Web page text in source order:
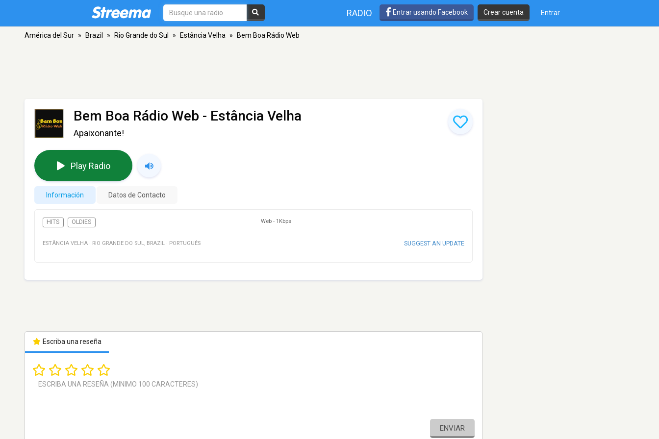
RADIO Entrar usando Facebook Crear cuenta Entrar
América del Sur » Brazil » Rio Grande do Sul » Estância Velha » Bem Boa Rádio Web
Bem Boa Rádio Web - Estância Velha
Apaixonante!
Play Radio
Información Datos de Contacto
HITS OLDIES Web - 1Kbps
ESTÂNCIA VELHA · RIO GRANDE DO SUL, BRAZIL · PORTUGUÉS SUGGEST AN UPDATE
Escriba una reseña
ENVIAR